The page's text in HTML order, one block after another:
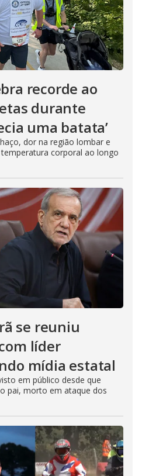
recorde ao
durante
uma batata’
dor na região lombar e
corporal ao longo
se reuniu
líder
mídia estatal
em público desde que
pai, morto em ataque dos